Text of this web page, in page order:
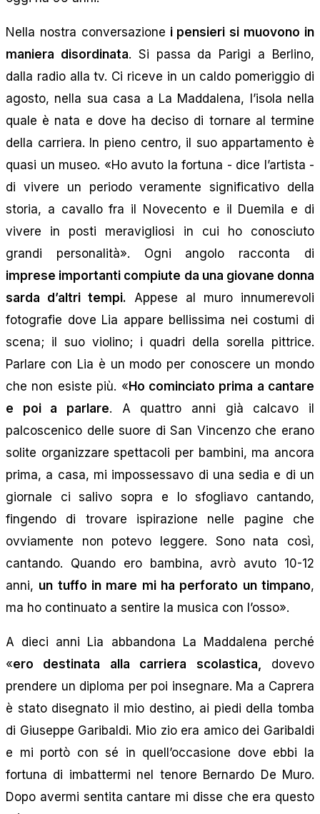
Nella nostra conversazione i pensieri si muovono in
maniera disordinata. Si passa da Parigi a Berlino,
dalla radio alla tv. Ci riceve in un caldo pomeriggio di
agosto, nella sua casa a La Maddalena, l’isola nella
quale è nata e dove ha deciso di tornare al termine
della carriera. In pieno centro, il suo appartamento è
quasi un museo. «Ho avuto la fortuna - dice l’artista -
di vivere un periodo veramente significativo della
storia, a cavallo fra il Novecento e il Duemila e di
vivere in posti meravigliosi in cui ho conosciuto
grandi personalità». Ogni angolo racconta di
imprese importanti compiute da una giovane donna
sarda d’altri tempi. Appese al muro innumerevoli
fotografie dove Lia appare bellissima nei costumi di
scena; il suo violino; i quadri della sorella pittrice.
Parlare con Lia è un modo per conoscere un mondo
che non esiste più. «Ho cominciato prima a cantare
e poi a parlare. A quattro anni già calcavo il
palcoscenico delle suore di San Vincenzo che erano
solite organizzare spettacoli per bambini, ma ancora
prima, a casa, mi impossessavo di una sedia e di un
giornale ci salivo sopra e lo sfogliavo cantando,
fingendo di trovare ispirazione nelle pagine che
ovviamente non potevo leggere. Sono nata così,
cantando. Quando ero bambina, avrò avuto 10-12
anni, un tuffo in mare mi ha perforato un timpano,
ma ho continuato a sentire la musica con l’osso».
A dieci anni Lia abbandona La Maddalena perché
«ero destinata alla carriera scolastica,
dovevo
prendere un diploma per poi insegnare. Ma a Caprera
è stato disegnato il mio destino, ai piedi della tomba
di Giuseppe Garibaldi. Mio zio era amico dei Garibaldi
e mi portò con sé in quell’occasione dove ebbi la
fortuna di imbattermi nel tenore Bernardo De Muro.
Dopo avermi sentita cantare mi disse che era questo